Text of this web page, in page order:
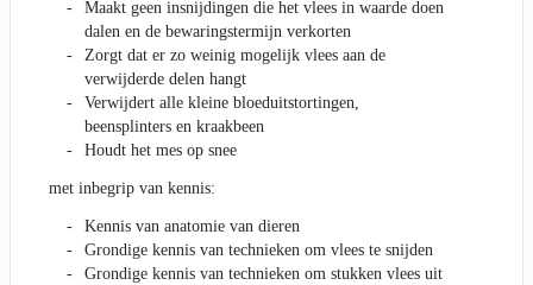
Maakt geen insnijdingen die het vlees in waarde doen
dalen en de bewaringstermijn verkorten
Zorgt dat er zo weinig mogelijk vlees aan de
verwijderde delen hangt
Verwijdert alle kleine bloeduitstortingen,
beensplinters en kraakbeen
Houdt het mes op snee
met inbegrip van kennis:
Kennis van anatomie van dieren
Grondige kennis van technieken om vlees te snijden
Grondige kennis van technieken om stukken vlees uit